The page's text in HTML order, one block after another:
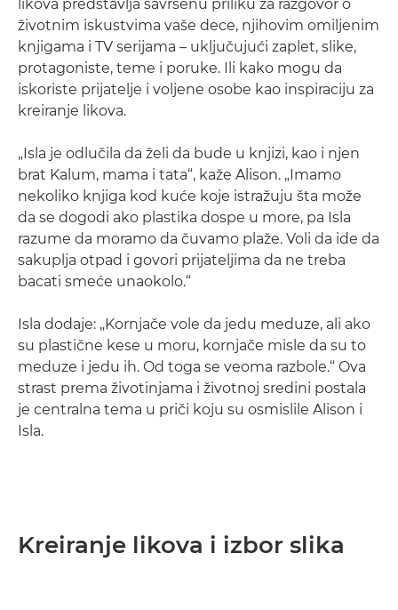
likova predstavlja savršenu priliku za razgovor o
životnim iskustvima vaše dece, njihovim omiljenim
knjigama i TV serijama – uključujući zaplet, slike,
protagoniste, teme i poruke. Ili kako mogu da
iskoriste prijatelje i voljene osobe kao inspiraciju za
kreiranje likova.
„Isla je odlučila da želi da bude u knjizi, kao i njen
brat Kalum, mama i tata“, kaže Alison. „Imamo
nekoliko knjiga kod kuće koje istražuju šta može
da se dogodi ako plastika dospe u more, pa Isla
razume da moramo da čuvamo plaže. Voli da ide da
sakuplja otpad i govori prijateljima da ne treba
bacati smeće unaokolo.“
Isla dodaje: „Kornjače vole da jedu meduze, ali ako
su plastične kese u moru, kornjače misle da su to
meduze i jedu ih. Od toga se veoma razbole.“ Ova
strast prema životinjama i životnoj sredini postala
je centralna tema u priči koju su osmislile Alison i
Isla.
Kreiranje likova i izbor slika